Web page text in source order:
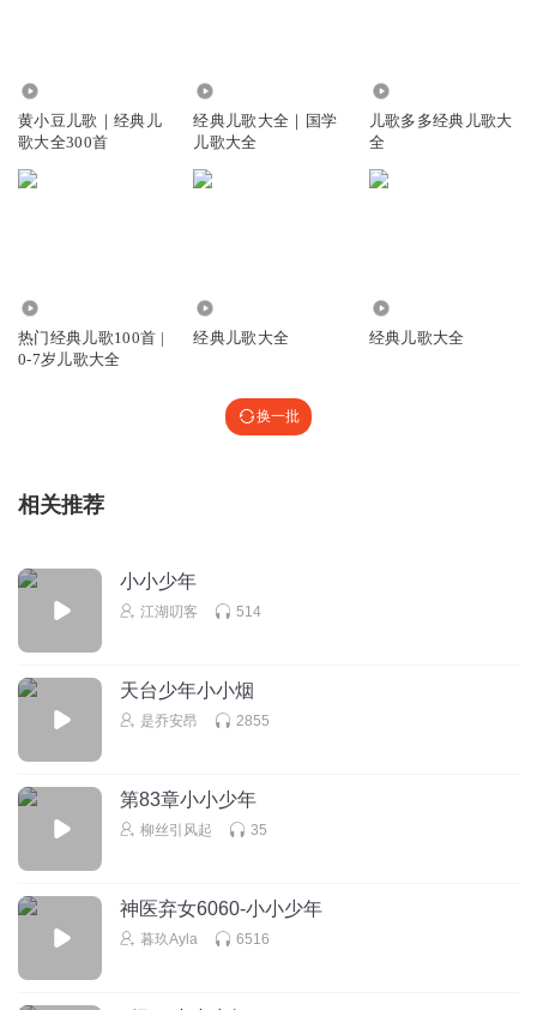
黄小豆儿歌｜经典儿
歌大全300首
经典儿歌大全｜国学
儿歌大全
儿歌多多经典儿歌大
全
热门经典儿歌100首 |
0-7岁儿歌大全
经典儿歌大全 经典儿歌大全
换一批
相关推荐
小小少年
江湖叨客 514
天台少年小小烟
是乔安昂 2855
第83章小小少年
柳丝引风起 35
神医弃女6060-小小少年
暮玖Ayla 6516